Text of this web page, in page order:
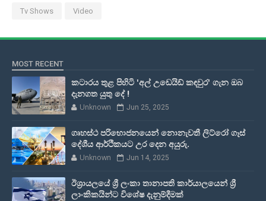
Tv Shows Video
MOST RECENT
කටාරය තුළ පිහිටි 'අල් උඩෙයිඩ් කඳවුර' ගැන ඔබ
දැනගත යුතු දේ !
Unknown Jun 25, 2025
ගෘහස්ථ පරිභොජනයෙන් නොනැවතී ලිට්රෝ ගෑස්
දේශීය ආර්ථිකයට උර දෙන අයුරු.
Unknown Jun 14, 2025
ඊශ්‍රායලයේ ශ්‍රී ලංකා තානාපති කාර්යාලයෙන් ශ්‍රී
ලාංකිකයින්ට විශේෂ දැනුම්දීමක්